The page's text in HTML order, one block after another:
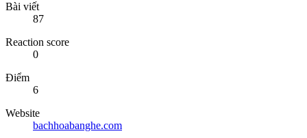
Bài viết
87
Reaction score
0
Điểm
6
Website
bachhoabanghe.com